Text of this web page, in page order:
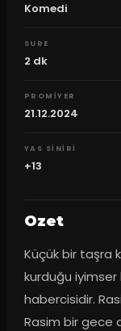
Komedi
SURE
2 dk
PROMIYER
21.12.2024
YAS SINIRI
+13
Ozet
Küçük bir taşra
kurduğu
habercisidir.
Rasim bir gece